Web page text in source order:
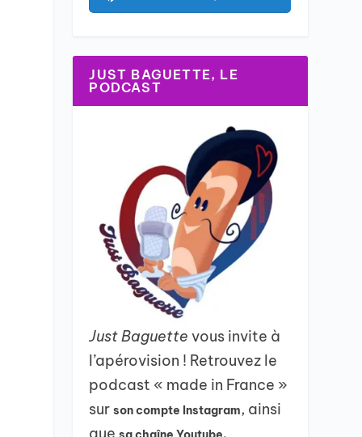
JUST BAGUETTE, LE
PODCAST
Just Baguettevous invite à
l’apérovision ! Retrouvez le
podcast « made in France »
surson compte Instagram, ainsi